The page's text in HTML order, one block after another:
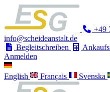
+49
info@scheideanstalt.de
Begleitschreiben
Anmelden
English Français Svenska